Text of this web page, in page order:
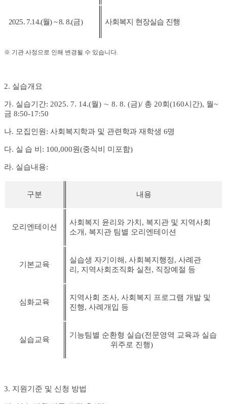
2025. 7.14.(월) ~ 8. 8.(금) 사회복지 현장실습 진행
※ 기관 사정으로 인해 변경될 수 있습니다.
2. 실습개요
가. 실습기간: 2025. 7. 14.(월) ∼ 8. 8. (금)/ 총 20회 (160시간), 월~
금 8:50-17:50
나. 모집인원 : 사회복지학과 및 관련학과 재학생 6명
다. 실 습 비 : 100,000원(중식비 미포함)
라. 실습내용:
구분 내용
오리엔테이션
사회복지 윤리와 가치 , 복지관 및 지역사회
소개 , 복지관 팀별 오리엔테이션
기본교육
실습생 자기이해 , 사회복지행정, 사례관
리 , 지역사회조직화 실천 , 직장예절 등
심화교육
지역사회 조사, 사회복지 프로그램 개발 및
진행, 사례개입 등
실습교육
기능팀별 순환형 실습(전문영역 교육과 실습
위주로 진행)
3. 지원기준 및 신청 방법